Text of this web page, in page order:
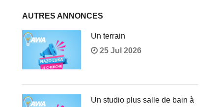
AUTRES ANNONCES
Un terrain
25 Jul 2026
Un studio plus salle de bain à